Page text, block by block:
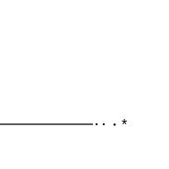
･･・*